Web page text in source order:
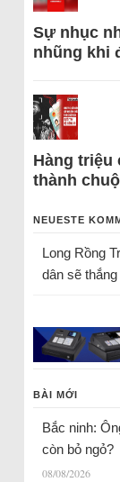
Sự nhục
nhũng khi
Hàng triệu
thành
NEUESTE
Long Rồng
dân sẽ thắng
BÀI MỚI
Bắc ninh:
còn bỏ ngỏ?
08/08/2026